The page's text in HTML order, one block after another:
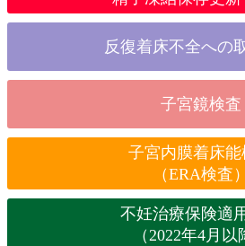
反復着床不全への
子宮鏡検査
子宮内膜着床能
（ERA検査）
不妊治療保険適
（2022年4月以